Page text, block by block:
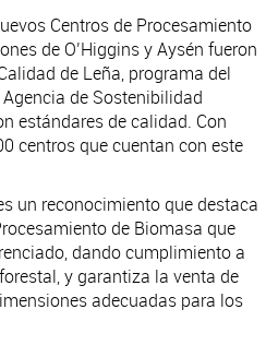
Centros de Procesamiento
de O’Higgins y Aysén fueron
de Leña, programa del
de Sostenibilidad
estándares de calidad. Con
centros que cuentan con este
un reconocimiento que destaca
de Biomasa que
dando cumplimiento a
y garantiza la venta de
adecuadas para los